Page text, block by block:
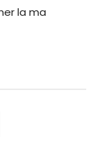
la ma